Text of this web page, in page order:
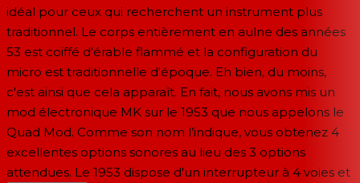
idéal pour ceux qui recherchent un instrument plus
traditionnel. Le corps entièrement en aulne des années
53 est coiffé d'érable flammé et la configuration du
micro est traditionnelle d'époque. Eh bien, du moins,
c'est ainsi que cela apparaît. En fait, nous avons mis un
mod électronique MK sur le 1953 que nous appelons le
Quad Mod. Comme son nom l’indique, vous obtenez 4
excellentes options sonores au lieu des 3 options
attendues. Le 1953 dispose d'un interrupteur à 4 voies et